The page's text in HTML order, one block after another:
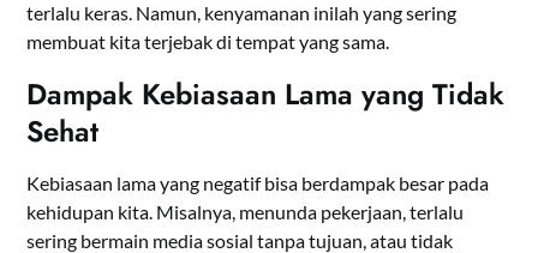
terlalu keras. Namun, kenyamanan inilah yang sering
membuat kita terjebak di tempat yang sama.
Dampak Kebiasaan Lama yang Tidak
Sehat
Kebiasaan lama yang negatif bisa berdampak besar pada
kehidupan kita. Misalnya, menunda pekerjaan, terlalu
sering bermain media sosial tanpa tujuan, atau tidak